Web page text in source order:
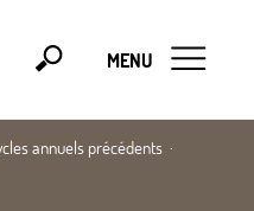
MENU
annuels précédents